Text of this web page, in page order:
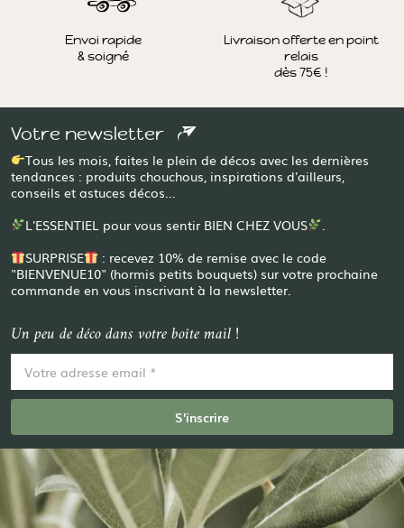
Envoi rapide
& soigné
Livraison offerte en point
relais
dès 75€ !
Votre newsletter
Tous les mois, faites le plein de décos avec les dernières
tendances : produits chouchous, inspirations d'ailleurs,
conseils et astuces décos...
L'ESSENTIEL pour vous sentir BIEN CHEZ VOUS
.
SURPRISE
: recevez 10% de remise avec le code
"BIENVENUE10" (hormis petits bouquets) sur votre prochaine
commande en vous inscrivant à la newsletter.
Un peu de déco dans votre boîte mail !